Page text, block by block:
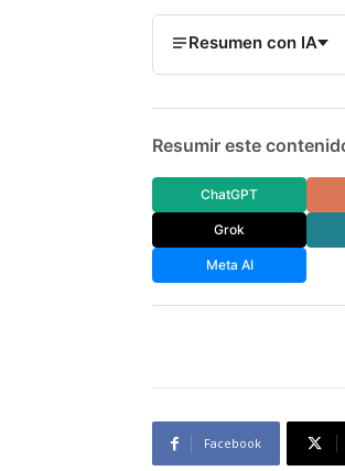
Resumen con IA
Resumir este
ChatGPT
Grok
Meta AI
Facebook